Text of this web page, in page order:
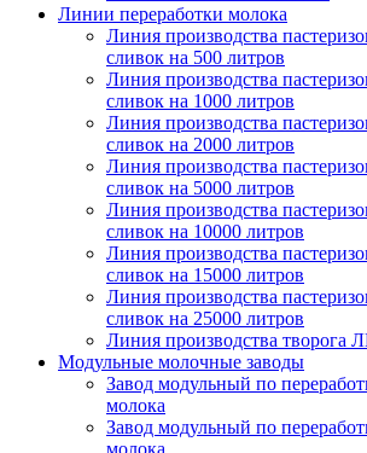
Линии переработки молока
Линия производства
сливок на 500 литров
Линия производства
сливок на 1000 литров
Линия производства
сливок на 2000 литров
Линия производства
сливок на 5000 литров
Линия производства
сливок на 10000 литров
Линия производства
сливок на 15000 литров
Линия производства
сливок на 25000 литров
Линия производства творога
Модульные молочные заводы
Завод модульный по
молока
Завод модульный по
молока